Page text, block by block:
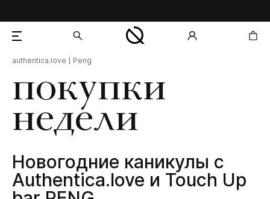
покупки
недели
Новогодние каникулы с
Authentica.love и Touch Up
authentica.love Peng